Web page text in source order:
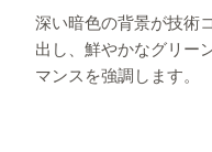
深い暗色の背景が技術
出し、鮮やかなグリー
マンスを強調します。